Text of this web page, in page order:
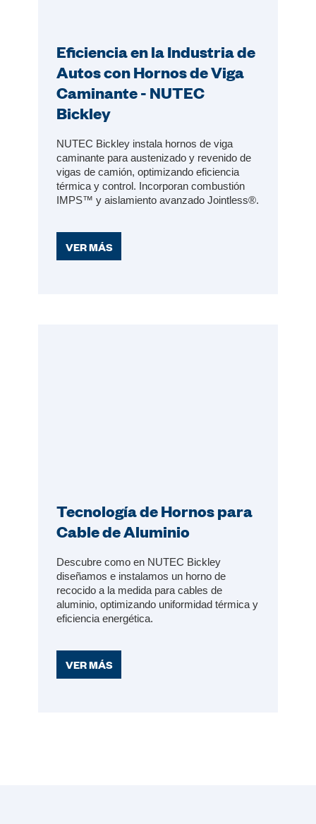
Eficiencia en la Industria de
Autos con Hornos de Viga
Caminante - NUTEC
Bickley
NUTEC Bickley instala hornos de viga
caminante para austenizado y revenido de
vigas de camión, optimizando eficiencia
térmica y control. Incorporan combustión
IMPS™ y aislamiento avanzado Jointless®.
VER MÁS
Tecnología de Hornos para
Cable de Aluminio
Descubre como en NUTEC Bickley
diseñamos e instalamos un horno de
recocido a la medida para cables de
aluminio, optimizando uniformidad térmica y
eficiencia energética.
VER MÁS